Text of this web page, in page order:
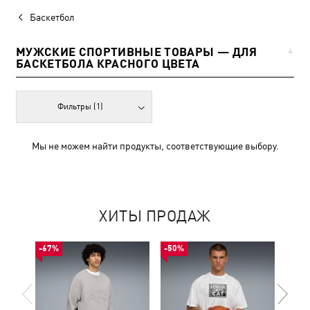
Баскетбол
МУЖСКИЕ СПОРТИВНЫЕ ТОВАРЫ — ДЛЯ
БАСКЕТБОЛА КРАСНОГО ЦВЕТА
4
Фильтры (1)
Мы не можем найти продукты, соответствующие выбору.
ХИТЫ ПРОДАЖ
-67% -50%